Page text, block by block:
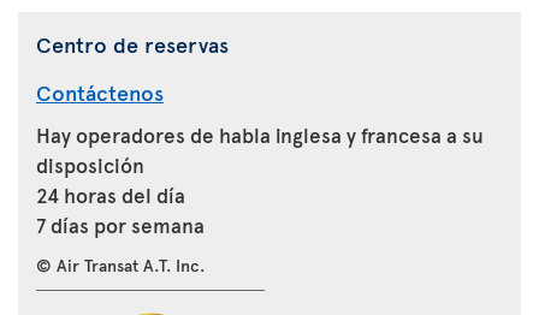
Centro de reservas
Contáctenos
Hay operadores de habla inglesa y francesa a su
disposición
24 horas del día
7 días por semana
© Air Transat A.T. Inc.